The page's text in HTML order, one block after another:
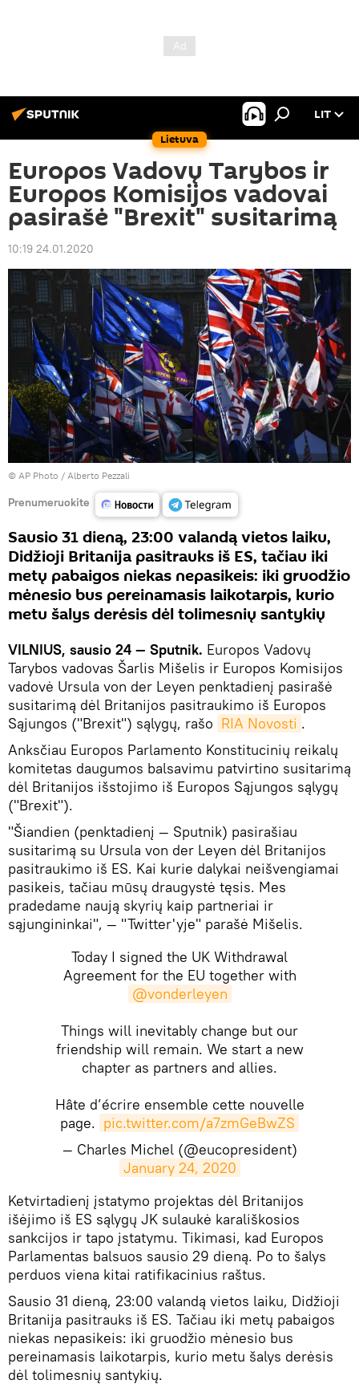
Lietuva
LIT
Europos Vadovų Tarybos ir
Europos Komisijos vadovai
pasirašė "Brexit" susitarimą
10:19 24.01.2020
© AP Photo / Alberto Pezzali
Prenumeruokite
Sausio 31 dieną, 23:00 valandą vietos laiku,
Didžioji Britanija pasitrauks iš ES, tačiau iki
metų pabaigos niekas nepasikeis: iki gruodžio
mėnesio bus pereinamasis laikotarpis, kurio
metu šalys derėsis dėl tolimesnių santykių
VILNIUS, sausio 24 — Sputnik. Europos Vadovų
Tarybos vadovas Šarlis Mišelis ir Europos Komisijos
vadovė Ursula von der Leyen penktadienį pasirašė
susitarimą dėl Britanijos pasitraukimo iš Europos
Sąjungos ("Brexit") sąlygų, rašo RIA Novosti .
Anksčiau Europos Parlamento Konstitucinių reikalų
komitetas daugumos balsavimu patvirtino susitarimą
dėl Britanijos išstojimo iš Europos Sąjungos sąlygų
("Brexit").
"Šiandien (penktadienį — Sputnik) pasirašiau
susitarimą su Ursula von der Leyen dėl Britanijos
pasitraukimo iš ES. Kai kurie dalykai neišvengiamai
pasikeis, tačiau mūsų draugystė tęsis. Mes
pradedame naują skyrių kaip partneriai ir
sąjungininkai", — "Twitter'yje" parašė Mišelis.
Today I signed the UK Withdrawal
Agreement for the EU together with
@vonderleyen
Things will inevitably change but our
friendship will remain. We start a new
chapter as partners and allies.
Hâte d’écrire ensemble cette nouvelle
page. pic.twitter.com/a7zmGeBwZS
— Charles Michel (@eucopresident)
January 24, 2020
​Ketvirtadienį įstatymo projektas dėl Britanijos
išėjimo iš ES sąlygų JK sulaukė karališkosios
sankcijos ir tapo įstatymu. Tikimasi, kad Europos
Parlamentas balsuos sausio 29 dieną. Po to šalys
perduos viena kitai ratifikacinius raštus.
Sausio 31 dieną, 23:00 valandą vietos laiku, Didžioji
Britanija pasitrauks iš ES. Tačiau iki metų pabaigos
niekas nepasikeis: iki gruodžio mėnesio bus
pereinamasis laikotarpis, kurio metu šalys derėsis
dėl tolimesnių santykių.